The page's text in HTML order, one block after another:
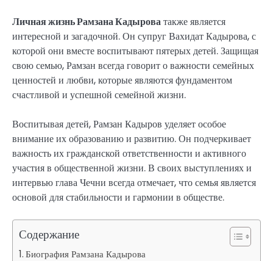
Личная жизнь Рамзана Кадыроватакже является
интересной и загадочной. Он супруг Вахидат Кадырова, с
которой они вместе воспитывают пятерых детей. Защищая
свою семью, Рамзан всегда говорит о важности семейных
ценностей и любви, которые являются фундаментом
счастливой и успешной семейной жизни.
Воспитывая детей, Рамзан Кадыров уделяет особое
внимание их образованию и развитию. Он подчеркивает
важность их гражданской ответственности и активного
участия в общественной жизни. В своих выступлениях и
интервью глава Чечни всегда отмечает, что семья является
основой для стабильности и гармонии в обществе.
Содержание
Биография Рамзана Кадырова